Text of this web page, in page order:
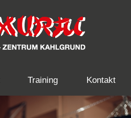
Training Kontakt